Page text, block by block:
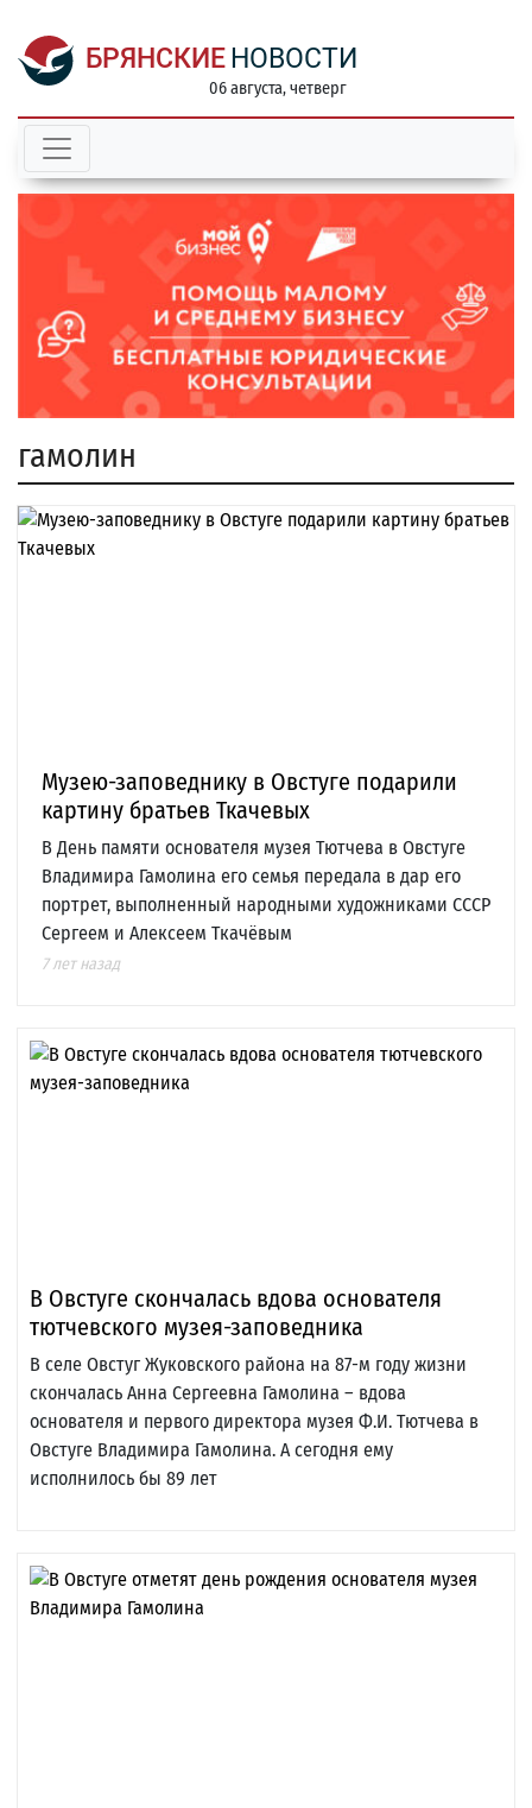
БРЯНСКИЕ НОВОСТИ
06 августа, четверг
гамолин
Музею-заповеднику в Овстуге подарили
картину братьев Ткачевых
В День памяти основателя музея Тютчева в Овстуге
Владимира Гамолина его семья передала в дар его
портрет, выполненный народными художниками СССР
Сергеем и Алексеем Ткачёвым
7 лет назад
В Овстуге скончалась вдова основателя
тютчевского музея-заповедника
В селе Овстуг Жуковского района на 87-м году жизни
скончалась Анна Сергеевна Гамолина – вдова
основателя и первого директора музея Ф.И. Тютчева в
Овстуге Владимира Гамолина. А сегодня ему
исполнилось бы 89 лет